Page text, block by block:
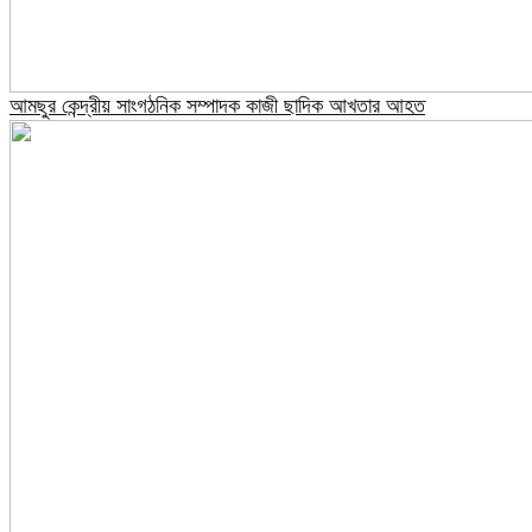
আমছুর কেন্দ্রীয় সাংগঠনিক সম্পাদক কাজী ছাদিক আখতার আহত